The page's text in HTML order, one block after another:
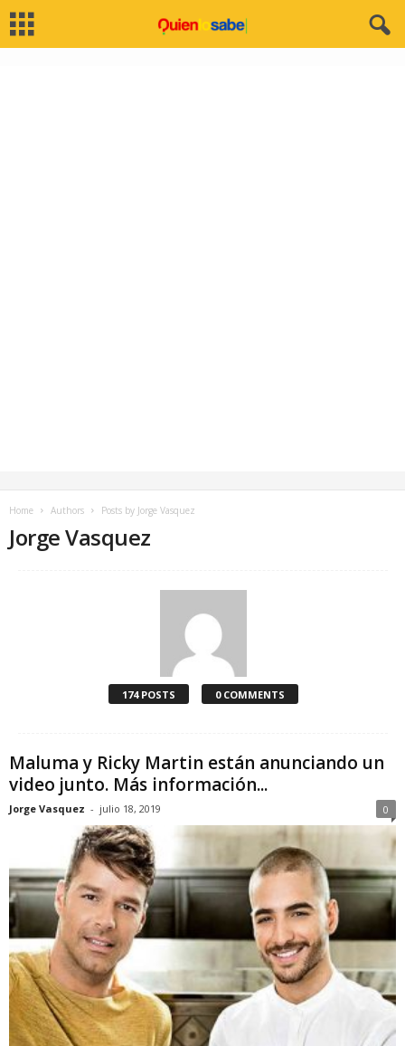
Home Authors Posts by Jorge Vasquez
Jorge Vasquez
174 POSTS 0 COMMENTS
Maluma y Ricky Martin están anunciando un
video junto. Más información...
Jorge Vasquez - julio 18, 2019 0